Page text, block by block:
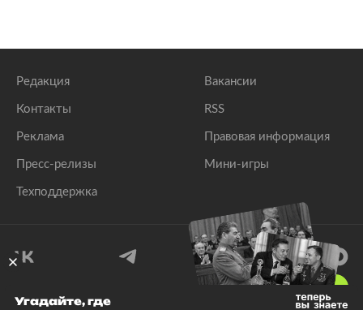
Редакция
Контакты
Реклама
Пресс-релизы
Техподдержка
Вакансии
RSS
Правовая информация
Мини-игры
Угадайте, где